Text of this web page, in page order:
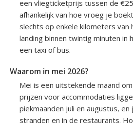
een vliegticketprijs tussen de
afhankelijk van hoe vroeg je
slechts op enkele kilometers van
landing binnen twintig minuten
een taxi of bus.
Waarom in mei 2026?
Mei is een uitstekende maand
prijzen voor accommodaties
piekmaanden juli en augustus,
stranden en in de restaurants.